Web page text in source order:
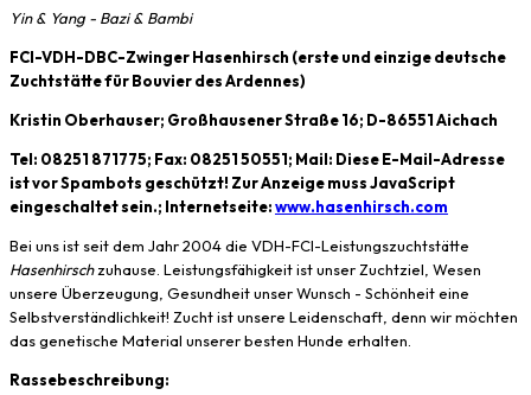
Yin & Yang - Bazi & Bambi
FCI-VDH-DBC-Zwinger Hasenhirsch (erste und einzige deutsche
Zuchtstätte für Bouvier des Ardennes)
Kristin Oberhauser; Großhausener Straße 16; D-86551 Aichach
Tel: 08251 871775; Fax: 08251 50551; Mail: Diese E-Mail-Adresse
ist vor Spambots geschützt! Zur Anzeige muss JavaScript
eingeschaltet sein.; Internetseite:www.hasenhirsch.com
Bei uns ist seit dem Jahr 2004 die VDH-FCI-Leistungszuchtstätte
Hasenhirschzuhause. Leistungsfähigkeit ist unser Zuchtziel, Wesen
unsere Überzeugung, Gesundheit unser Wunsch - Schönheit eine
Selbstverständlichkeit! Zucht ist unsere Leidenschaft, denn wir möchten
das genetische Material unserer besten Hunde erhalten.
Rassebeschreibung: